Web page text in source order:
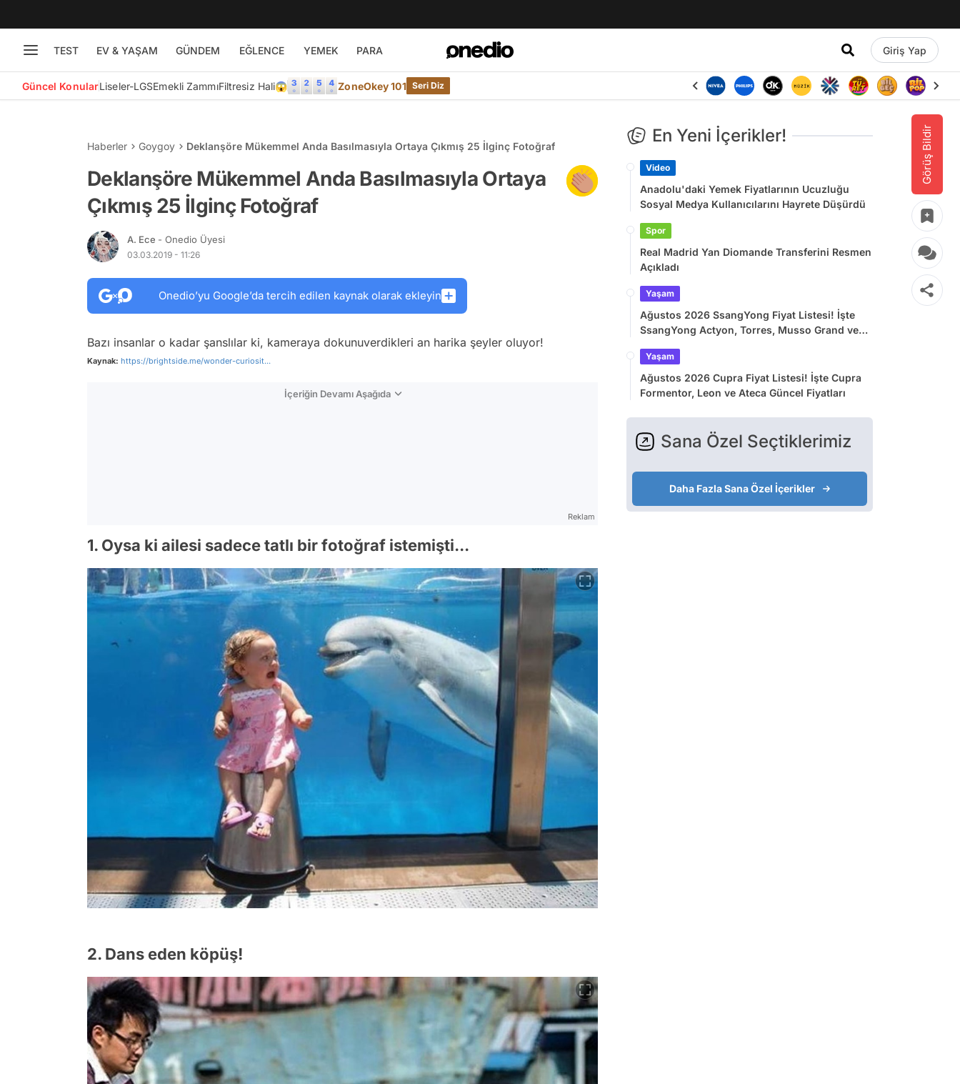
TEST EV & YAŞAM GÜNDEM EĞLENCE YEMEK PARA Giriş Yap
Güncel KonularLiseler-LGSEmekli ZammıFiltresiz Hali😱 ZoneOkey 101 Seri Diz
Görüş Bildir
Haberler Goygoy Deklanşöre Mükemmel Anda Basılmasıyla Ortaya Çıkmış 25 İlginç Fotoğraf
Deklanşöre Mükemmel Anda Basılmasıyla Ortaya
Çıkmış 25 İlginç Fotoğraf
A. Ece - Onedio Üyesi
03.03.2019 - 11:26
Onedio’yu Google’da tercih edilen kaynak olarak ekleyin
Bazı insanlar o kadar şanslılar ki, kameraya dokunuverdikleri an harika şeyler oluyor!
Kaynak: https://brightside.me/wonder-curiosit...
İçeriğin Devamı Aşağıda
Reklam
1. Oysa ki ailesi sadece tatlı bir fotoğraf istemişti...
2. Dans eden köpüş!
En Yeni İçerikler!
Video
Anadolu'daki Yemek Fiyatlarının Ucuzluğu
Sosyal Medya Kullanıcılarını Hayrete Düşürdü
Spor
Real Madrid Yan Diomande Transferini Resmen
Açıkladı
Yaşam
Ağustos 2026 SsangYong Fiyat Listesi! İşte
SsangYong Actyon, Torres, Musso Grand ve
Yaşam
Ağustos 2026 Cupra Fiyat Listesi! İşte Cupra
Formentor, Leon ve Ateca Güncel Fiyatları
Sana Özel Seçtiklerimiz
Daha Fazla Sana Özel İçerikler